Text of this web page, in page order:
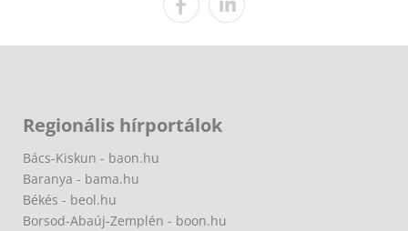
Regionális hírportálok
Bács-Kiskun - baon.hu
Baranya - bama.hu
Békés - beol.hu
Borsod-Abaúj-Zemplén - boon.hu